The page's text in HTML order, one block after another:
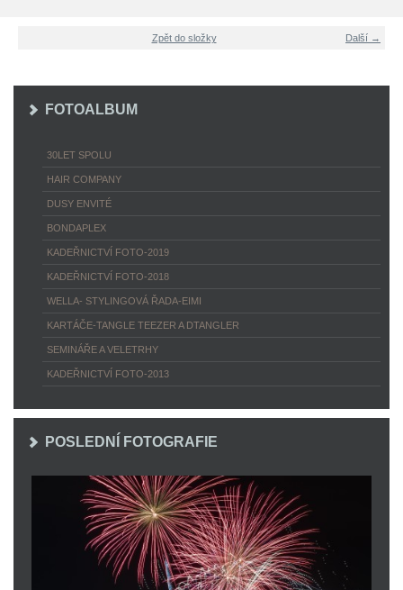
Další →
Zpět do složky
FOTOALBUM
30LET SPOLU
HAIR COMPANY
DUSY ENVITÉ
BONDAPLEX
KADEŘNICTVÍ FOTO-2019
KADEŘNICTVÍ FOTO-2018
WELLA- STYLINGOVÁ ŘADA-EIMI
KARTÁČE-TANGLE TEEZER A DTANGLER
SEMINÁŘE A VELETRHY
KADEŘNICTVÍ FOTO-2013
POSLEDNÍ FOTOGRAFIE